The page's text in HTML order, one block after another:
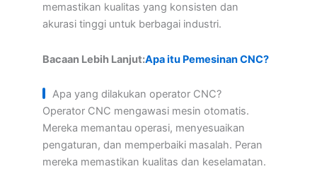
memastikan kualitas yang konsisten dan
akurasi tinggi untuk berbagai industri.
Bacaan Lebih Lanjut:Apa itu Pemesinan CNC?
Apa yang dilakukan operator CNC?
Operator CNC mengawasi mesin otomatis.
Mereka memantau operasi, menyesuaikan
pengaturan, dan memperbaiki masalah. Peran
mereka memastikan kualitas dan keselamatan.